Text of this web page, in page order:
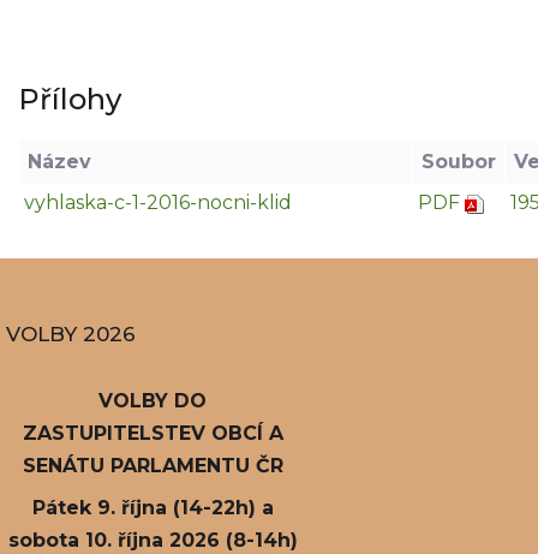
Přílohy
Název Soubor
vyhlaska-c-1-2016-nocni-klid
PDF
VOLBY 2026
VOLBY DO
ZASTUPITELSTEV OBCÍ A
SENÁTU PARLAMENTU ČR
Pátek 9. října (14-22h) a
sobota 10. října 2026 (8-14h)